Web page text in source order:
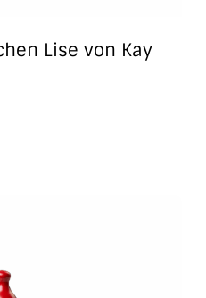
Lise von Kay